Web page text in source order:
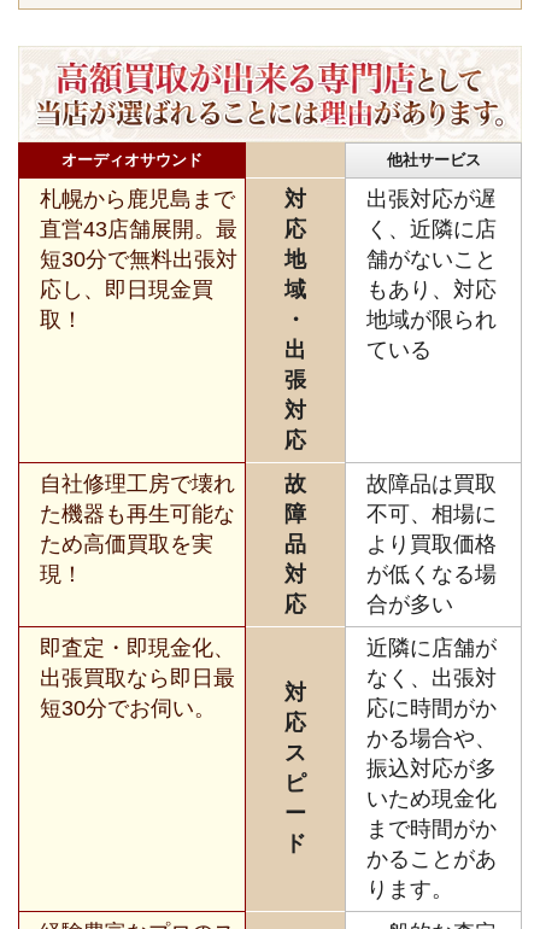
オーディオサウンド 他社サービス
札幌から鹿児島まで
直営43店舗展開。最
短30分で無料出張対
応し、即日現金買
取！
対
応
地
域
・
出
張
対
応
出張対応が遅
く、近隣に店
舗がないこと
もあり、対応
地域が限られ
ている
自社修理工房で壊れ
た機器も再生可能な
ため高価買取を実
現！
故
障
品
対
応
故障品は買取
不可、相場に
より買取価格
が低くなる場
合が多い
即査定・即現金化、
出張買取なら即日最
短30分でお伺い。
対
応
ス
ピ
ー
ド
近隣に店舗が
なく、出張対
応に時間がか
かる場合や、
振込対応が多
いため現金化
まで時間がか
かることがあ
ります。